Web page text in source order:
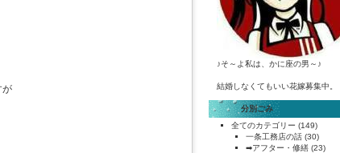
が
♪そ～よ私は、かに座の男～♪
結婚しなくてもいい花嫁募集中。
分別ごみ
全てのカテゴリー (149)
一条工務店の話 (30)
➡アフター・修繕 (23)